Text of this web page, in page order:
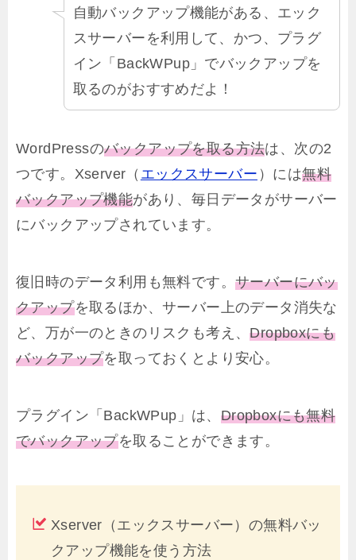
自動バックアップ機能がある、エック
スサーバーを利用して、かつ、プラグ
イン「BackWPup」でバックアップを
取るのがおすすめだよ！
WordPressのバックアップを取る方法は、次の2
つです。Xserver（ エックスサーバー ）には無料
バックアップ機能があり、毎日データがサーバー
にバックアップされています。
復旧時のデータ利用も無料です。 サーバーにバッ
クアップを取るほか、サーバー上のデータ消失な
ど、万が一のときのリスクも考え、Dropboxにも
バックアップを取っておくとより安心。
プラグイン「BackWPup」は、 Dropboxにも無料
でバックアップを取ることができます。
Xserver（エックスサーバー）の無料バッ
クアップ機能を使う方法